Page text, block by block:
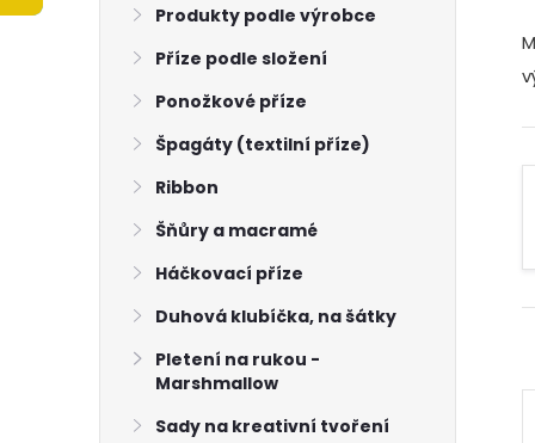
Produkty podle výrobce
Příze podle složení
Ponožkové příze
Špagáty (textilní příze)
Ribbon
Šňůry a macramé
Háčkovací příze
Duhová klubíčka, na šátky
Pletení na rukou -
Marshmallow
Sady na kreativní tvoření